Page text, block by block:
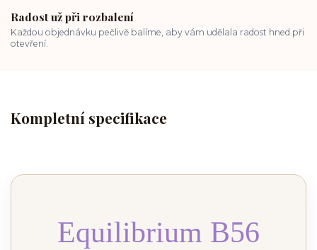
Radost už při rozbalení
Každou objednávku pečlivě balíme, aby vám udělala radost hned při
otevření.
Kompletní specifikace
Equilibrium B56